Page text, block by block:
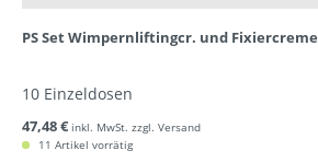
PS Set Wimpernliftingcr. und Fixiercreme
10 Einzeldosen
47,48 € inkl. MwSt. zzgl. Versand
11 Artikel vorrätig